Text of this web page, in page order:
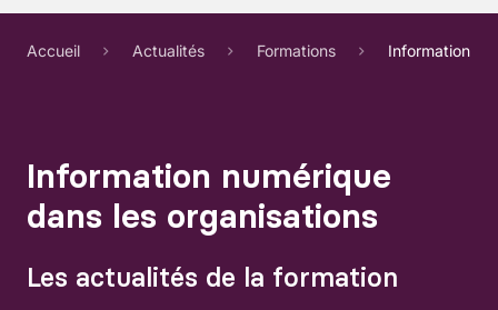
Accueil Actualités Formations Information
Information numérique
dans les organisations
Les actualités de la formation